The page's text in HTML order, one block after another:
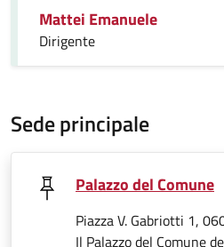
Mattei Emanuele
Dirigente
Sede principale
Palazzo del Comune
Piazza V. Gabriotti 1,
Il Palazzo del Comune